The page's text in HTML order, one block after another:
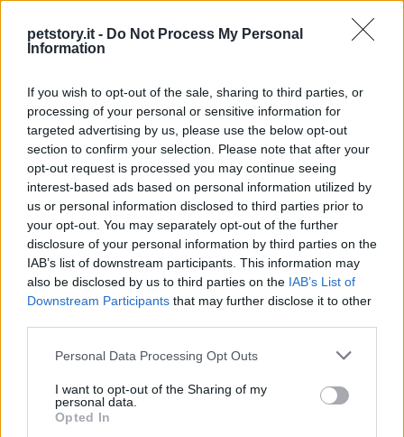
petstory.it - Do Not Process My Personal
Information
If you wish to opt-out of the sale, sharing to third parties, or
processing of your personal or sensitive information for
targeted advertising by us, please use the below opt-out
section to confirm your selection. Please note that after your
opt-out request is processed you may continue seeing
interest-based ads based on personal information utilized by
us or personal information disclosed to third parties prior to
your opt-out. You may separately opt-out of the further
disclosure of your personal information by third parties on the
IAB’s list of downstream participants. This information may
also be disclosed by us to third parties on the IAB’s List of
Downstream Participants that may further disclose it to other
Please note that this website/app uses one or more Google
not limited to your visit or usage behaviour. You may click to
grant or deny consent to Google and its third-party tags to
use your data for below specified purposes in below Google
Personal Data Processing Opt Outs
I want to opt-out of the Sharing of my
personal data.
Opted In
Sterilizzazione del cane: benefici e
svantaggi
La sterilizzazione del cane è una pratica importante per i nostri
Redazione Petstory.it · 9 Feb 2023
CANI
Cane in calore: come capirlo e quanto dura
Una delle situazioni più delicate è quando il cane entra in
calore: cosa significa, quali sono i segnali, come gestire la